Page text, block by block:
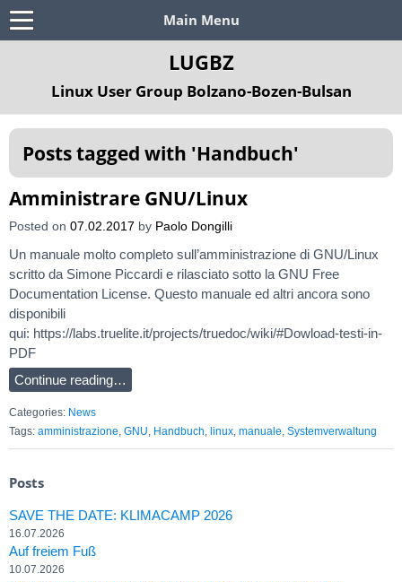
Main Menu
LUGBZ
Linux User Group Bolzano-Bozen-Bulsan
Posts tagged with 'Handbuch'
Amministrare GNU/Linux
Posted on 07.02.2017 by Paolo Dongilli
Un manuale molto completo sull’amministrazione di GNU/Linux
scritto da Simone Piccardi e rilasciato sotto la GNU Free
Documentation License. Questo manuale ed altri ancora sono
disponibili
qui: https://labs.truelite.it/projects/truedoc/wiki/#Dowload-testi-in-
PDF
Continue reading…
Categories: News
Tags: amministrazione, GNU, Handbuch, linux, manuale, Systemverwaltung
Posts
SAVE THE DATE: KLIMACAMP 2026
16.07.2026
Auf freiem Fuß
10.07.2026